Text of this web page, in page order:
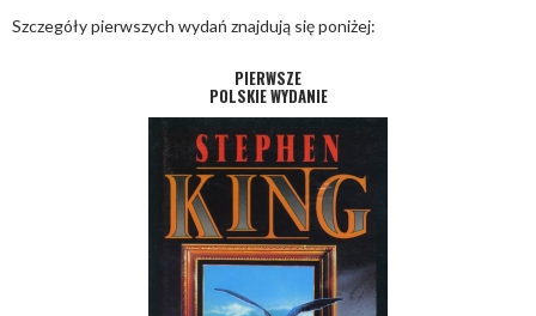
Szczegóły pierwszych wydań znajdują się poniżej:
PIERWSZE
POLSKIE WYDANIE